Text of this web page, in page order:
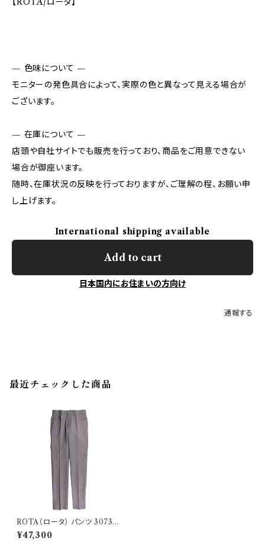
— 色味について —
モニターの発色具合によって、実際の色と異なって見える場合が
ございます。
— 在庫について —
店頭や自社サイトでも販売を行っており、商品をご用意できない
場合が御座います。
随時、在庫状況の反映を行っておりますが、ご理解の程、お願い申
し上げます。
International shipping available
Add to cart
日本国内にお住まいの方向け
通報する
最近チェックした商品
ROTA（ロータ） パンツ 30735
35102
¥47,300